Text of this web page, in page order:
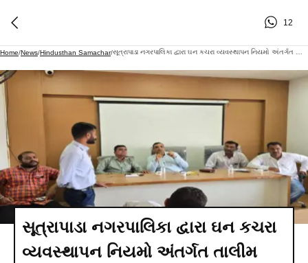
12
Home/News/Hindusthan Samachar/
સૂત્રાપાડા નગરપાલિકા દ્વારા ઘન કચરા
વ્યવસ્થાપન નિયમો અંતર્ગત તાલીમ